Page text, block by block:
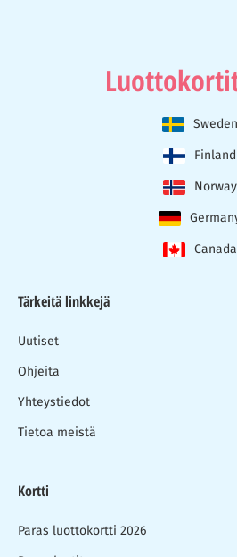
Sweden
Finland
Norway
Canada
Tärkeitä linkkejä
Uutiset
Ohjeita
Yhteystiedot
Tietoa meistä
Kortti
Paras luottokortti 2026